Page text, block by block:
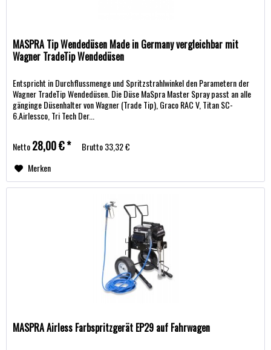
MASPRA Tip Wendedüsen Made in Germany vergleichbar mit
Wagner TradeTip Wendedüsen
Entspricht in Durchflussmenge und Spritzstrahlwinkel den Parametern der
Wagner TradeTip Wendedüsen. Die Düse MaSpra Master Spray passt an alle
gänginge Düsenhalter von Wagner (Trade Tip), Graco RAC V, Titan SC-
6.Airlessco, Tri Tech Der...
Netto28,00 € * Brutto33,32 €
Merken
MASPRA Airless Farbspritzgerät EP29 auf Fahrwagen